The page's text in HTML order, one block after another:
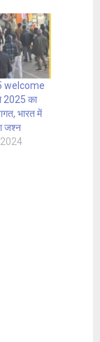
welcome
2025 का
भारत में
जश्न